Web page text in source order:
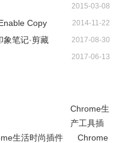
2015-03-08
Copy 2014-11-22
笔记·剪藏 2017-08-30
2017-06-13
Chrome生
产工具插
生活时尚插件
Chrome